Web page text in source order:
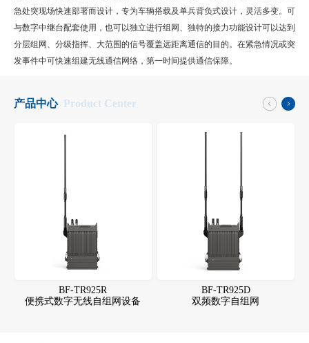
急处突现场快速部署而设计，专为车辆搭载及单兵背负式设计，灵活多变。可
与数字中继台配套使用，也可以独立进行组网、独特的接力功能设计可以达到
分层组网、分级指挥、大范围的信号覆盖远距离通信的目的。 在紧急情况或突
发事件中可快速组建无线通信网络，第一时间提供通信保障。
产品中心 Product Center
BF-TR925R
便携式数字无线自组网设备
BF-TR925D
双频数字自组网